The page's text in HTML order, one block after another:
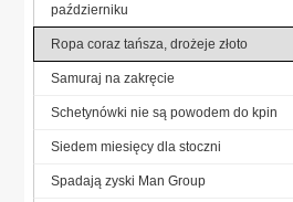
październiku
Ropa coraz tańsza, drożeje złoto
Samuraj na zakręcie
Schetynówki nie są powodem do kpin
Siedem miesięcy dla stoczni
Spadają zyski Man Group